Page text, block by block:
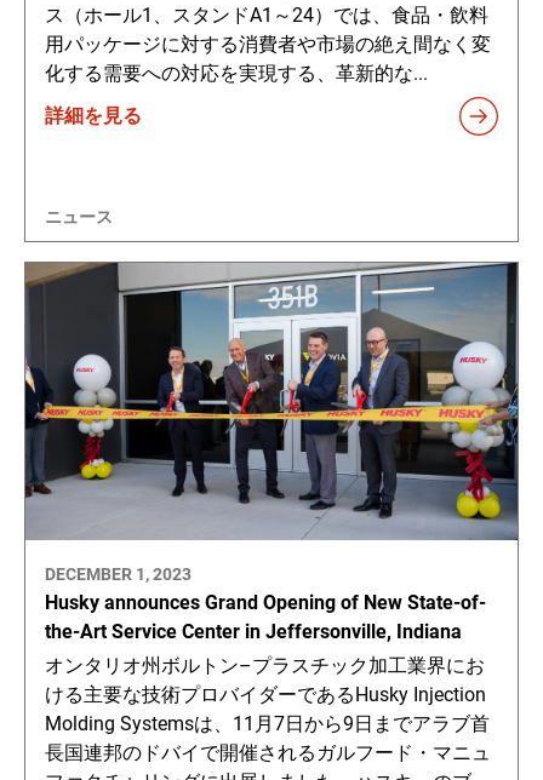
ス（ホール1、スタンドA1～24）では、食品・飲料
用パッケージに対する消費者や市場の絶え間なく変
化する需要への対応を実現する、革新的な...
詳細を見る
ニュース
DECEMBER 1, 2023
Husky announces Grand Opening of New State-of-
the-Art Service Center in Jeffersonville, Indiana
オンタリオ州ボルトン–プラスチック加工業界にお
ける主要な技術プロバイダーであるHusky Injection
Molding Systemsは、11月7日から9日までアラブ首
長国連邦のドバイで開催されるガルフード・マニュ